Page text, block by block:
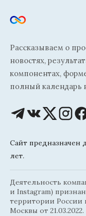
Рассказываем о
новостях,
компонентах,
полный календарь
Сайт предназначен
лет.
Деятельность
и Instagram)
территории России
Москвы от 21.03.2022.